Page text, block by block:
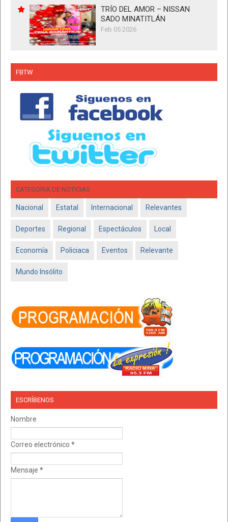
TRÍO DEL AMOR – NISSAN
SADO MINATITLÁN
Feb 05 2026
FBTW
CATEGORIA DE NOTICIAS
Nacional Estatal Internacional Relevantes
Deportes Regional Espectáculos Local
Economía Policiaca Eventos Relevante
Mundo Insólito
ESCRÍBENOS
Nombre
Correo electrónico *
Mensaje *